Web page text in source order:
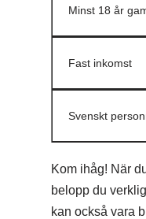
Minst 18 år
Fast inkomst
Svenskt
Kom ihåg! När
belopp du
kan också vara